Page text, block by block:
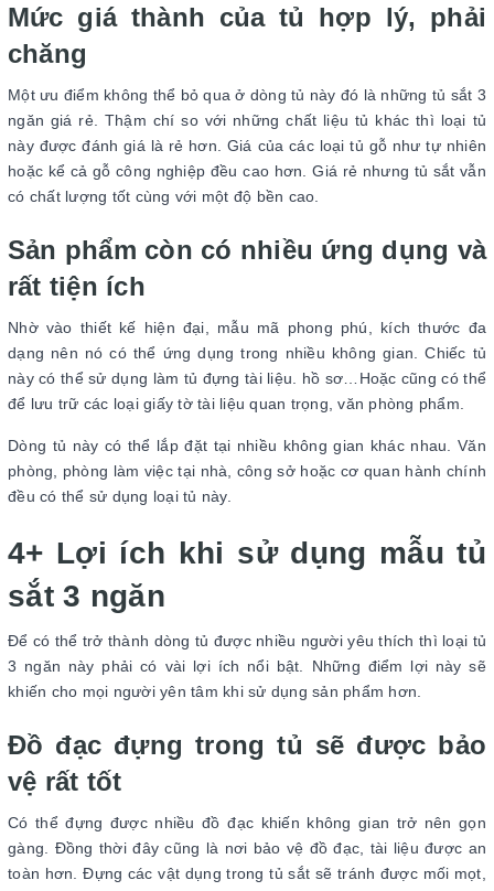
Mức giá thành của tủ hợp lý, phải
chăng
Một ưu điểm không thể bỏ qua ở dòng tủ này đó là những tủ sắt 3
ngăn giá rẻ. Thậm chí so với những chất liệu tủ khác thì loại tủ
này được đánh giá là rẻ hơn. Giá của các loại tủ gỗ như tự nhiên
hoặc kể cả gỗ công nghiệp đều cao hơn. Giá rẻ nhưng tủ sắt vẫn
có chất lượng tốt cùng với một độ bền cao.
Sản phẩm còn có nhiều ứng dụng và
rất tiện ích
Nhờ vào thiết kế hiện đại, mẫu mã phong phú, kích thước đa
dạng nên nó có thể ứng dụng trong nhiều không gian. Chiếc tủ
này có thể sử dụng làm tủ đựng tài liệu. hồ sơ…Hoặc cũng có thể
để lưu trữ các loại giấy tờ tài liệu quan trọng, văn phòng phẩm.
Dòng tủ này có thể lắp đặt tại nhiều không gian khác nhau. Văn
phòng, phòng làm việc tại nhà, công sở hoặc cơ quan hành chính
đều có thể sử dụng loại tủ này.
4+ Lợi ích khi sử dụng mẫu tủ
sắt 3 ngăn
Để có thể trở thành dòng tủ được nhiều người yêu thích thì loại tủ
3 ngăn này phải có vài lợi ích nổi bật. Những điểm lợi này sẽ
khiến cho mọi người yên tâm khi sử dụng sản phẩm hơn.
Đồ đạc đựng trong tủ sẽ được bảo
vệ rất tốt
Có thể đựng được nhiều đồ đạc khiến không gian trở nên gọn
gàng. Đồng thời đây cũng là nơi bảo vệ đồ đạc, tài liệu được an
toàn hơn. Đựng các vật dụng trong tủ sắt sẽ tránh được mối mọt,